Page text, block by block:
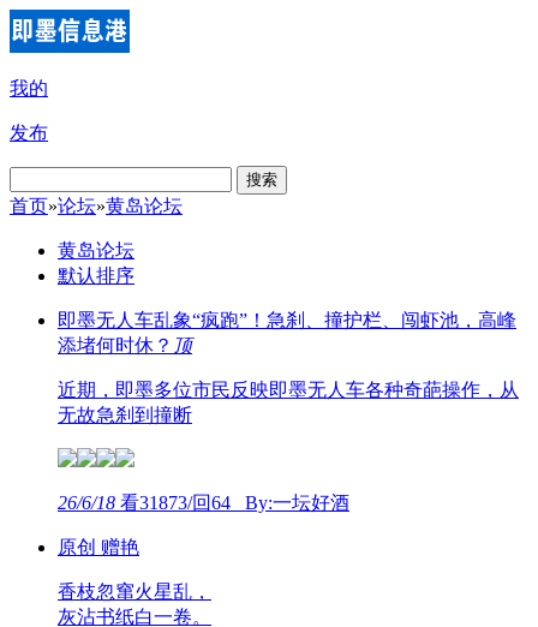
我的
发布
搜索
首页»论坛»黄岛论坛
黄岛论坛
默认排序
即墨无人车乱象“疯跑”！急刹、撞护栏、闯虾池，高峰
添堵何时休？ 顶
近期，即墨多位市民反映即墨无人车各种奇葩操作，从
无故急刹到撞断
26/6/18 看31873/回64 By:一坛好酒
原创 赠艳
香枝忽窜火星乱，
灰沾书纸白一卷。